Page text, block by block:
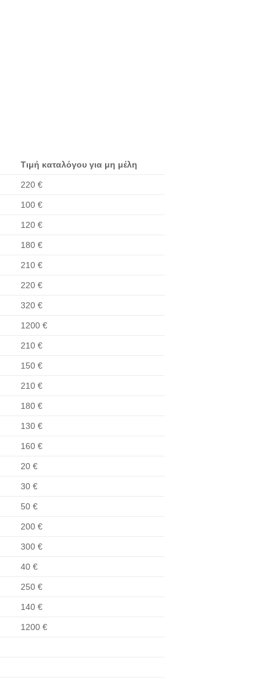
Τιμή καταλόγου για μη μέλη
220 €
100 €
120 €
180 €
210 €
220 €
320 €
1200 €
210 €
150 €
210 €
180 €
130 €
160 €
20 €
30 €
50 €
200 €
300 €
40 €
250 €
140 €
1200 €